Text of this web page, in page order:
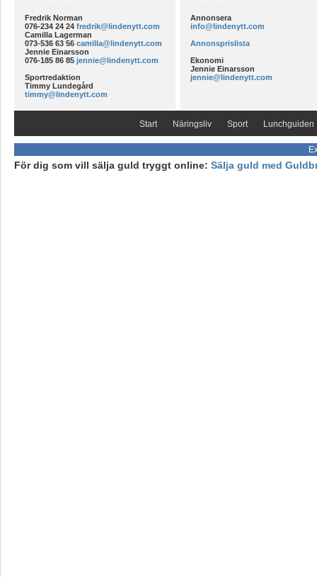
Fredrik Norman
076-234 24 24 fredrik@lindenytt.com
Camilla Lagerman
073-536 63 56 camilla@lindenytt.com
Jennie Einarsson
076-185 86 85 jennie@lindenytt.com
Sportredaktion
Timmy Lundegård
timmy@lindenytt.com
Annonsera
info@lindenytt.com
Annonsprislista
Ekonomi
Jennie Einarsson
jennie@lindenytt.com
Start Näringsliv Sport Lunchguiden
För dig som vill sälja guld tryggt online: Sälja guld med